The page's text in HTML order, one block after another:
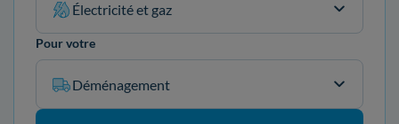
Électricité et gaz
Pour votre
Déménagement